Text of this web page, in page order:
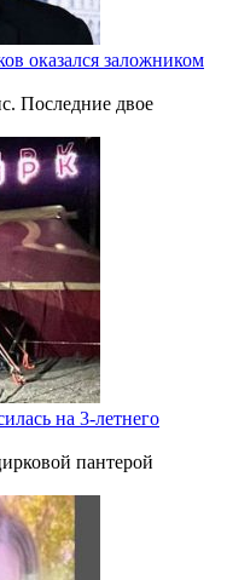
оказался заложником
Последние двое
на 3-летнего
пантерой